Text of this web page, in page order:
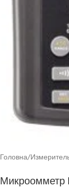
Головна/
Микроомметр